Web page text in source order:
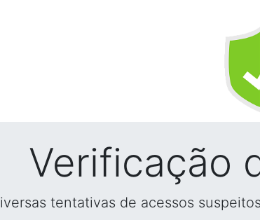
Verificação
tentativas de acessos